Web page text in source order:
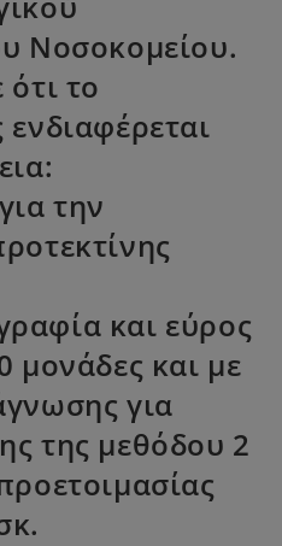
Νοσοκομείου.
το
την
και εύρος
μονάδες και με
για
της μεθόδου 2